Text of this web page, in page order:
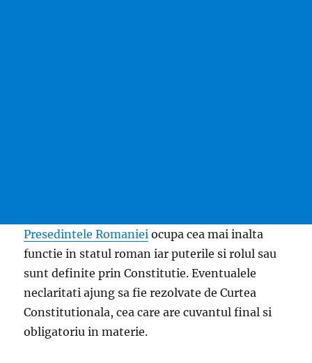
Presedintele Romaniei ocupa cea mai inalta
functie in statul roman iar puterile si rolul sau
sunt definite prin Constitutie. Eventualele
neclaritati ajung sa fie rezolvate de Curtea
Constitutionala, cea care are cuvantul final si
obligatoriu in materie.